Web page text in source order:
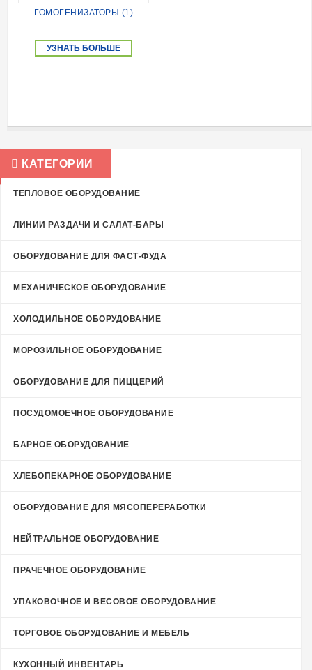
ГОМОГЕНИЗАТОРЫ (1)
УЗНАТЬ БОЛЬШЕ
КАТЕГОРИИ
ТЕПЛОВОЕ ОБОРУДОВАНИЕ
ЛИНИИ РАЗДАЧИ И САЛАТ-БАРЫ
ОБОРУДОВАНИЕ ДЛЯ ФАСТ-ФУДА
МЕХАНИЧЕСКОЕ ОБОРУДОВАНИЕ
ХОЛОДИЛЬНОЕ ОБОРУДОВАНИЕ
МОРОЗИЛЬНОЕ ОБОРУДОВАНИЕ
ОБОРУДОВАНИЕ ДЛЯ ПИЦЦЕРИЙ
ПОСУДОМОЕЧНОЕ ОБОРУДОВАНИЕ
БАРНОЕ ОБОРУДОВАНИЕ
ХЛЕБОПЕКАРНОЕ ОБОРУДОВАНИЕ
ОБОРУДОВАНИЕ ДЛЯ МЯСОПЕРЕРАБОТКИ
НЕЙТРАЛЬНОЕ ОБОРУДОВАНИЕ
ПРАЧЕЧНОЕ ОБОРУДОВАНИЕ
УПАКОВОЧНОЕ И ВЕСОВОЕ ОБОРУДОВАНИЕ
ТОРГОВОЕ ОБОРУДОВАНИЕ И МЕБЕЛЬ
КУХОННЫЙ ИНВЕНТАРЬ